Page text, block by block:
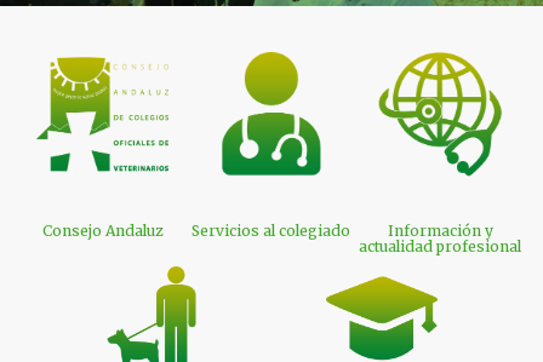
Consejo Andaluz Servicios al colegiado
Información y
actualidad profesional